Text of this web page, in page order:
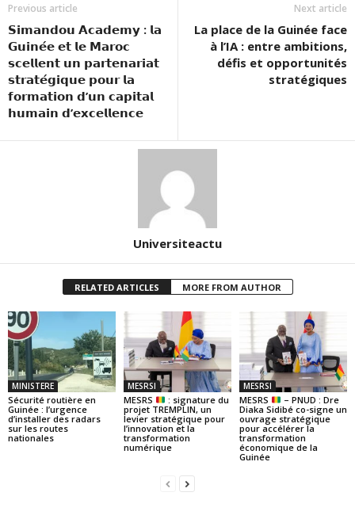
Previous article
𝗦𝗶𝗺𝗮𝗻𝗱𝗼𝘂 𝗔𝗰𝗮𝗱𝗲𝗺𝘆 : 𝗹𝗮
𝗚𝘂𝗶𝗻𝗲́𝗲 𝗲𝘁 𝗹𝗲 𝗠𝗮𝗿𝗼𝗰
𝘀𝗰𝗲𝗹𝗹𝗲𝗻𝘁 𝘂𝗻 𝗽𝗮𝗿𝘁𝗲𝗻𝗮𝗿𝗶𝗮𝘁
𝘀𝘁𝗿𝗮𝘁𝗲́𝗴𝗶𝗾𝘂𝗲 𝗽𝗼𝘂𝗿 𝗹𝗮
𝗳𝗼𝗿𝗺𝗮𝘁𝗶𝗼𝗻 𝗱’𝘂𝗻 𝗰𝗮𝗽𝗶𝘁𝗮𝗹
𝗵𝘂𝗺𝗮𝗶𝗻 𝗱’𝗲𝘅𝗰𝗲𝗹𝗹𝗲𝗻𝗰𝗲
Next article
La place de la Guinée face
à l’IA : entre ambitions,
défis et opportunités
stratégiques
Universiteactu
RELATED ARTICLES MORE FROM AUTHOR
MINISTERE
Sécurité routière en
Guinée : l’urgence
d’installer des radars
sur les routes
nationales
MESRSI
MESRS
: signature du
projet TREMPLIN, un
levier stratégique pour
l’innovation et la
transformation
numérique
MESRSI
MESRS
– PNUD : Dre
Diaka Sidibé co-signe un
ouvrage stratégique
pour accélérer la
transformation
économique de la
Guinée